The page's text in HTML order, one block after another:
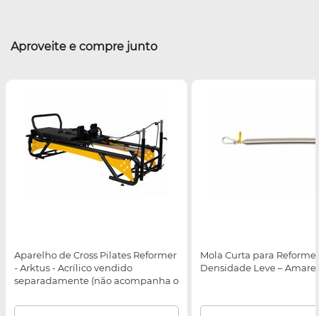
Aproveite e compre junto
Aparelho de Cross Pilates Reformer
- Arktus - Acrílico vendido
separadamente (não acompanha o
Mola Curta para
Densidade Leve –